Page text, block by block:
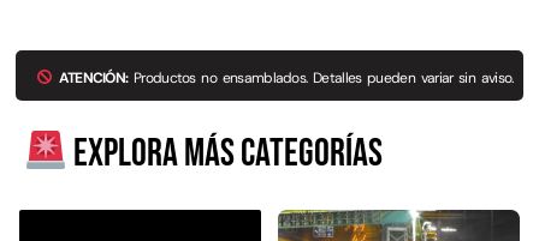
ATENCIÓN:Productos no ensamblados. Detalles pueden variar sin aviso.
Explora más categorías
Explora más productos